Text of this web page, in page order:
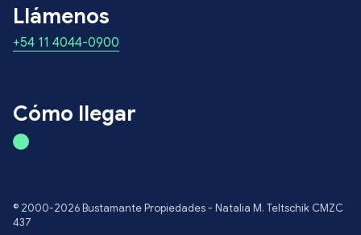
Llámenos
+54 11 4044-0900
Cómo llegar
© 2000-2026 Bustamante Propiedades - Natalia M. Teltschik CMZC
437